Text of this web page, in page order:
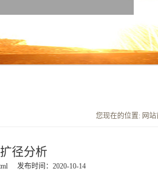
您现在的位置: 网站
径分析
发布时间：2020-10-14